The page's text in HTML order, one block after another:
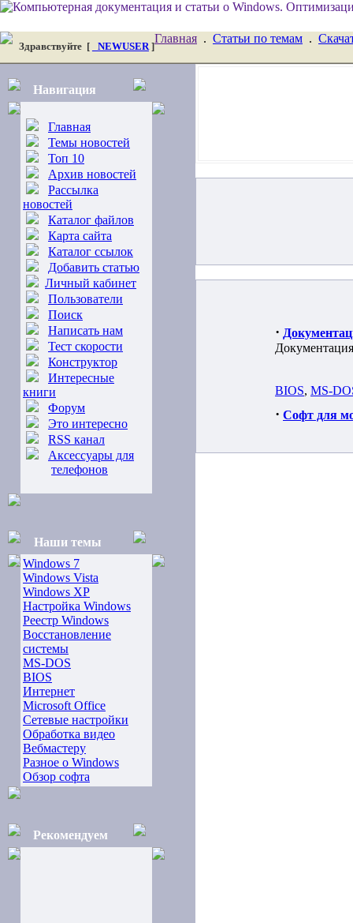
Здравствуйте [ _NEWUSER]
Главная . Статьи по темам .
Навигация
Главная
Темы новостей
Топ 10
Архив новостей
Рассылка
новостей
Каталог файлов
Карта сайта
Каталог ссылок
Добавить статью
Личный кабинет
Пользователи
Поиск
Написать нам
Тест скорости
Конструктор
Интересные
книги
Форум
Это интересно
RSS канал
Аксессуары для
телефонов
Наши темы
Windows 7
Windows Vista
Windows XP
Настройка Windows
Реестр Windows
Восстановление
системы
MS-DOS
BIOS
Интернет
Microsoft Office
Сетевые настройки
Обработка видео
Вебмастеру
Разное о Windows
Обзор софта
Рекомендуем
·
BIOS, MS-
· Софт для